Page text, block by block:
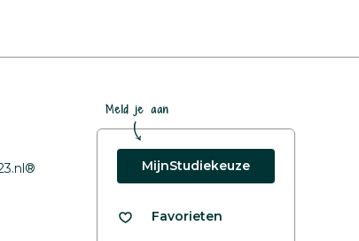
Meld je aan
MijnStudiekeuze
Favorieten